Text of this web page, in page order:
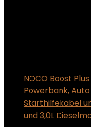
NOCO Boost
Powerbank,
Starthilfekabel
und 3,0L